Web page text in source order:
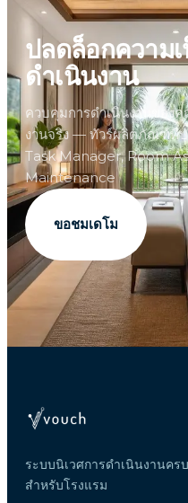
ปลดล็อกความ
ดำเนินงาน
ควบคุมการดำเนินงานของ
งานจริง — ทัวร์ผลิตภัณฑ์ที่
Task Manager, Room
Maintenance
ขอชมเดโม
ระบบนิเวศการดำเนินงานคร
สำหรับโรงแรม